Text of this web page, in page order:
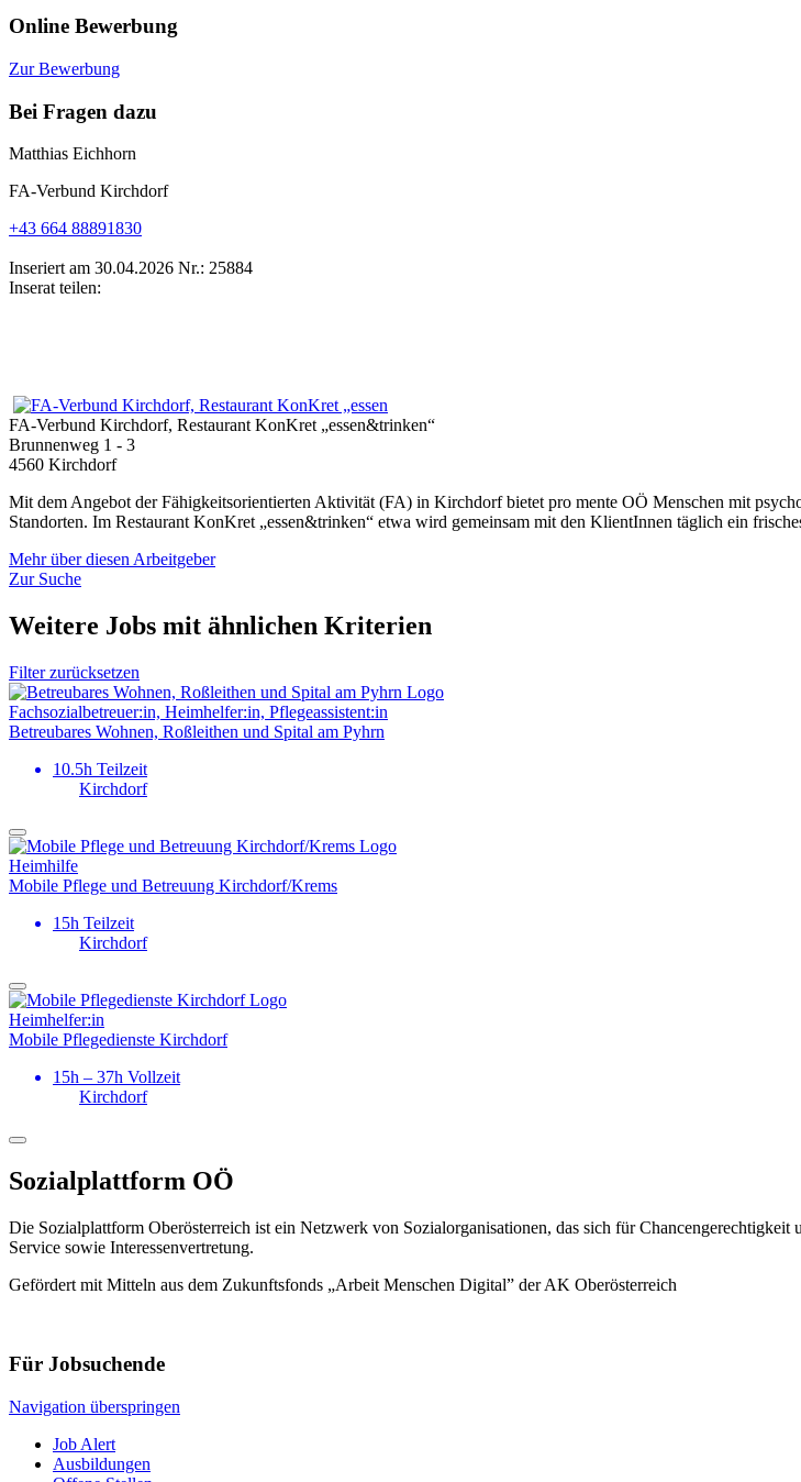
Online Bewerbung
Zur Bewerbung
Bei Fragen dazu
Matthias Eichhorn
FA-Verbund Kirchdorf
+43 664 88891830
Inseriert am 30.04.2026 Nr.: 25884
Inserat teilen:
FA-Verbund Kirchdorf, Restaurant KonKret „essen&trinken“
Brunnenweg 1 - 3
4560 Kirchdorf
Mit dem Angebot der Fähigkeitsorientierten Aktivität (FA) in Kirchdorf bietet pro mente OÖ Menschen mit
Standorten. Im Restaurant KonKret „essen&trinken“ etwa wird gemeinsam mit den KlientInnen täglich ein
Mehr über diesen Arbeitgeber
Zur Suche
Weitere Jobs mit ähnlichen Kriterien
Filter zurücksetzen
Fachsozial­betreuer:in, Heimhelfer:in, Pflegeassistent:in
Betreubares Wohnen, Roßleithen und Spital am Pyhrn
10.5h Teilzeit
Kirchdorf
Heimhilfe
Mobile Pflege und Betreuung Kirchdorf/Krems
15h Teilzeit
Kirchdorf
Heimhelfer:in
Mobile Pflegedienste Kirchdorf
15h – 37h Vollzeit
Kirchdorf
Sozialplattform OÖ
Die Sozialplattform Oberösterreich ist ein Netzwerk von Sozialorganisationen, das sich für
Service sowie Interessenvertretung.
Gefördert mit Mitteln aus dem Zukunftsfonds „Arbeit Menschen Digital” der AK Oberösterreich
Für Jobsuchende
Navigation überspringen
Job Alert
Ausbildungen